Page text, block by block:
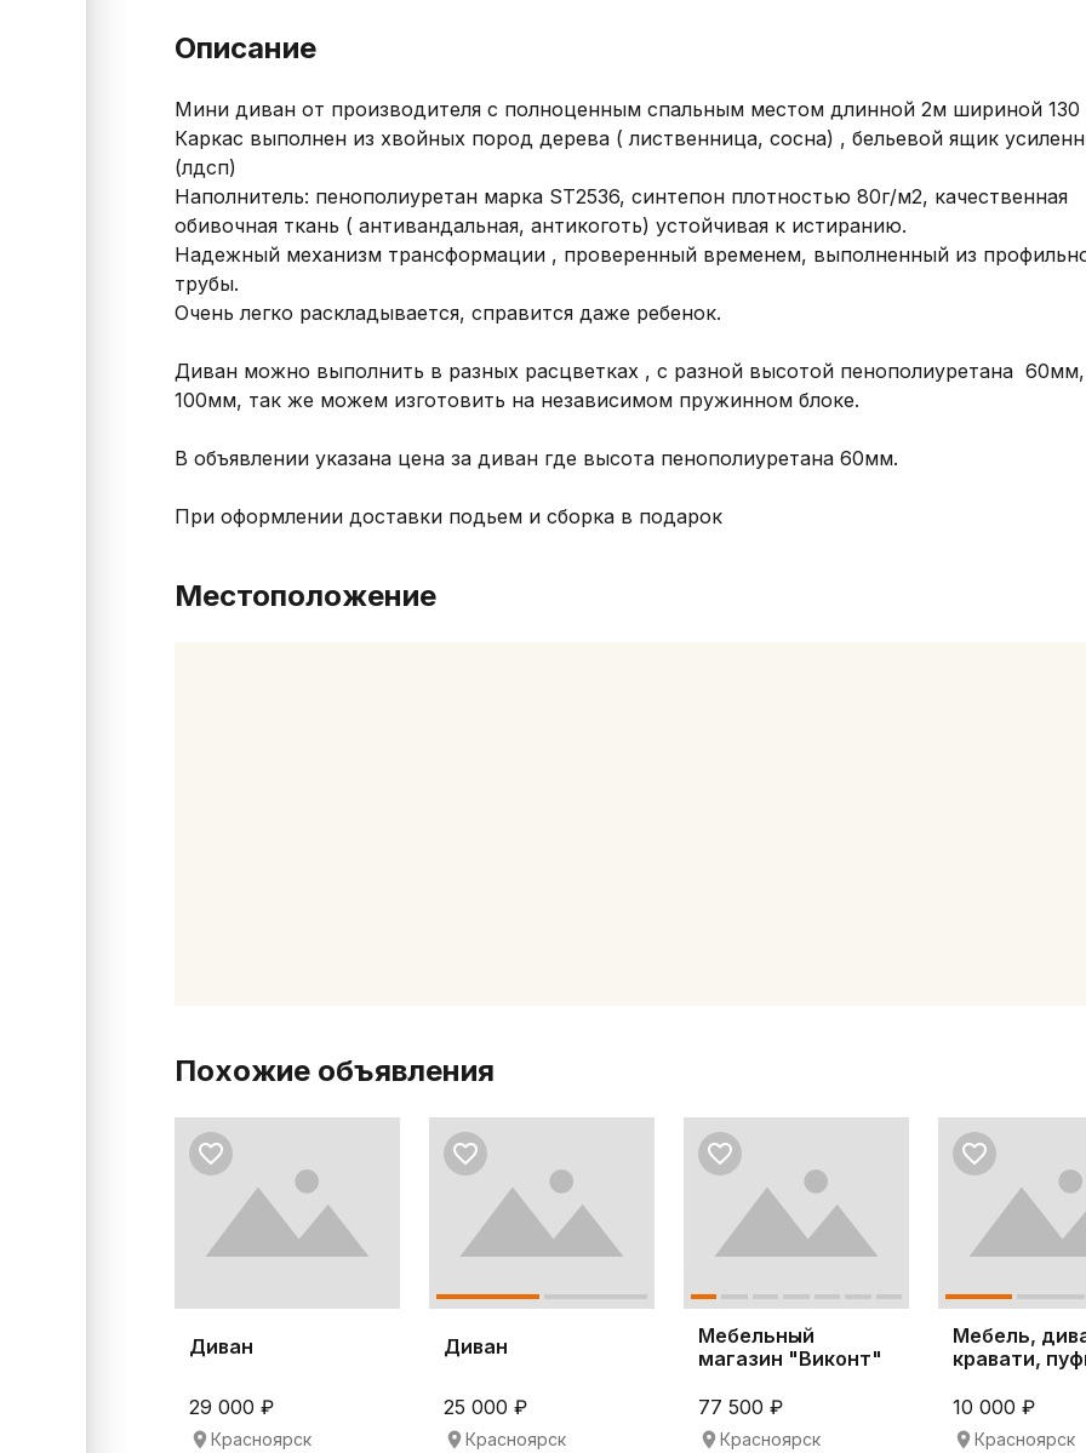
Описание
Мини диван от производителя с полноценным спальным местом длинной 2м шириной 130
Каркас выполнен из хвойных пород дерева ( лиственница, сосна) , бельевой ящик
(лдсп)
Наполнитель: пенополиуретан марка ST2536, синтепон плотностью 80г/м2, качественная
обивочная ткань ( антивандальная, антикоготь) устойчивая к истиранию.
Надежный механизм трансформации , проверенный временем, выполненный из
трубы.
Очень легко раскладывается, справится даже ребенок.
Диван можно выполнить в разных расцветках , с разной высотой пенополиуретана
100мм, так же можем изготовить на независимом пружинном блоке.
В объявлении указана цена за диван где высота пенополиуретана 60мм.
При оформлении доставки подьем и сборка в подарок
Местоположение
Похожие объявления
Диван
29 000 ₽
Красноярск
Диван
25 000 ₽
Красноярск
Мебельный
магазин "Виконт"
77 500 ₽
Красноярск
Мебель,
кравати,
10 000 ₽
Красноярск